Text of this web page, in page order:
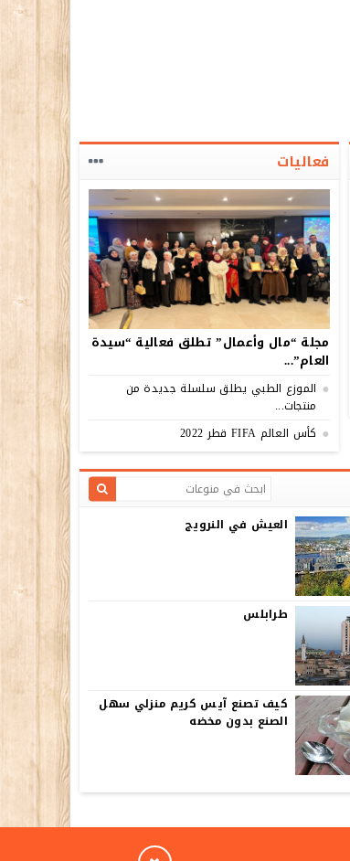
فعاليات
مجلة “مال وأعمال” تطلق فعالية “سيدة
العام”...
الموزع الطبي يطلق سلسلة جديدة من
منتجات...
كأس العالم FIFA قطر 2022
العيش في النرويج
طرابلس
كيف تصنع آيس كريم منزلي سهل
الصنع بدون مخضه